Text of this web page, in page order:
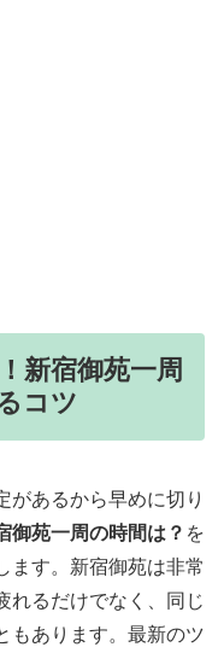
新宿御苑一周
コツ
があるから早めに切り
御苑一周の時間は？ を
ます。新宿御苑は非常
れるだけでなく、同じ
もあります。最新のツ